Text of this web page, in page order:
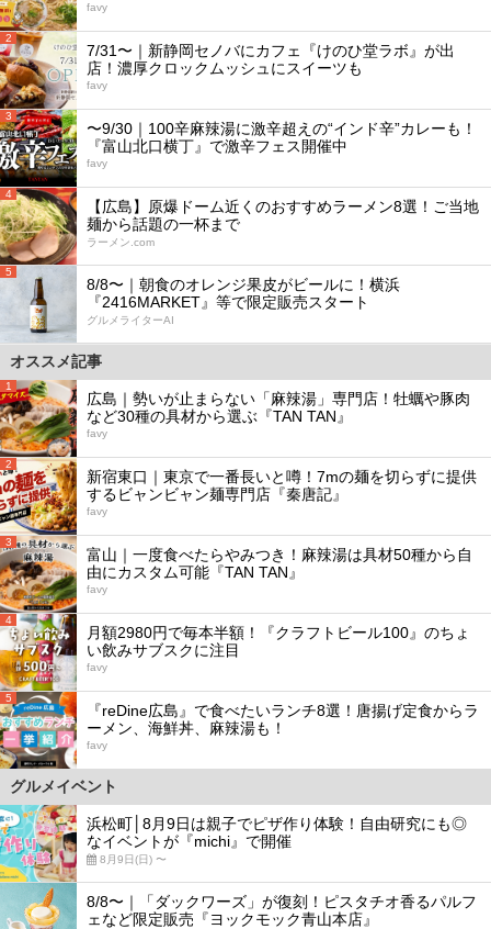
favy
2
7/31〜｜新静岡セノバにカフェ『けのひ堂ラボ』が出
店！濃厚クロックムッシュにスイーツも
favy
3
〜9/30｜100辛麻辣湯に激辛超えの“インド辛”カレーも！
『富山北口横丁』で激辛フェス開催中
favy
4
【広島】原爆ドーム近くのおすすめラーメン8選！ご当地
麺から話題の一杯まで
ラーメン.com
5
8/8〜｜朝食のオレンジ果皮がビールに！横浜
『2416MARKET』等で限定販売スタート
グルメライターAI
オススメ記事
1
広島｜勢いが止まらない「麻辣湯」専門店！牡蠣や豚肉
など30種の具材から選ぶ『TAN TAN』
favy
2
新宿東口｜東京で一番長いと噂！7mの麺を切らずに提供
するビャンビャン麺専門店『秦唐記』
favy
3
富山｜一度食べたらやみつき！麻辣湯は具材50種から自
由にカスタム可能『TAN TAN』
favy
4
月額2980円で毎本半額！『クラフトビール100』のちょ
い飲みサブスクに注目
favy
5
『reDine広島』で食べたいランチ8選！唐揚げ定食からラ
ーメン、海鮮丼、麻辣湯も！
favy
グルメイベント
浜松町│8月9日は親子でピザ作り体験！自由研究にも◎
なイベントが『michi』で開催
8月9日(日) 〜
8/8〜｜「ダックワーズ」が復刻！ピスタチオ香るパルフ
ェなど限定販売『ヨックモック青山本店』